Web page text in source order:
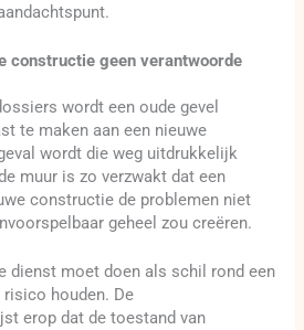
constructie geen verantwoorde
wordt een oude gevel
te maken aan een nieuwe
wordt die weg uitdrukkelijk
muur is zo verzwakt dat een
constructie de problemen niet
geheel zou creëren.
dienst moet doen als schil rond een
houden. De
erop dat de toestand van